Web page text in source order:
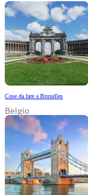
Cose da fare a Bruxelles
Belgio